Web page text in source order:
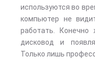
используются во
компьютер не
работать. Конечно
дисковод и
Только лишь